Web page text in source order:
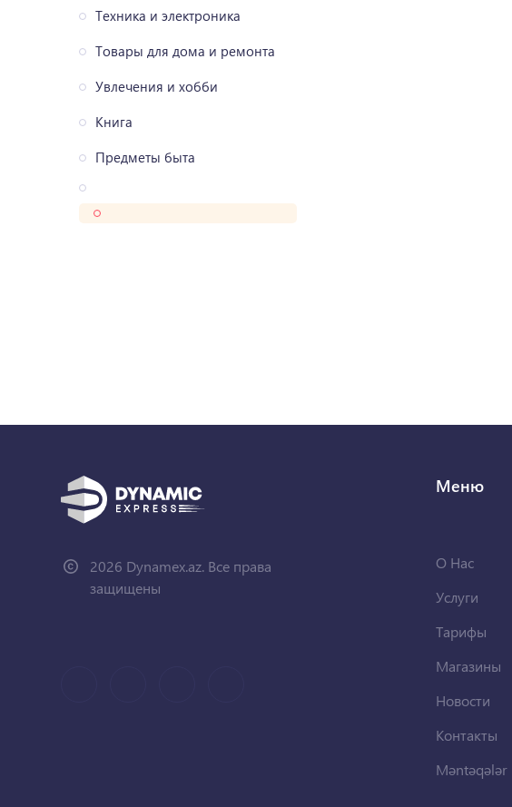
Техника и электроника
Товары для дома и ремонта
Увлечения и хобби
Книга
Предметы быта
2026 Dynamex.az. Все права
защищены
Меню
О Нас
Услуги
Тарифы
Магазины
Новости
Контакты
Məntəqələr